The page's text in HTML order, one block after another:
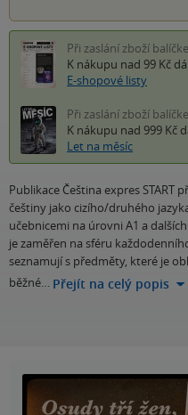
Při zaslání zboží
K nákupu nad 99 Kč
E-shopové listy
Při zaslání zboží
K nákupu nad 999 Kč
Let na měsíc
Publikace Čeština expres
češtiny jako cizího/druhého
učebnicemi na úrovni A1 a
je zaměřen na sféru
seznamují s předměty, které je
běžné… Přejít na celý popis